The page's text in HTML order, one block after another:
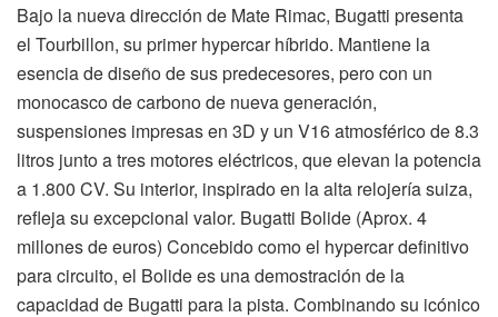
Bajo la nueva dirección de Mate Rimac, Bugatti presenta
el Tourbillon, su primer hypercar híbrido. Mantiene la
esencia de diseño de sus predecesores, pero con un
monocasco de carbono de nueva generación,
suspensiones impresas en 3D y un V16 atmosférico de 8.3
litros junto a tres motores eléctricos, que elevan la potencia
a 1.800 CV. Su interior, inspirado en la alta relojería suiza,
refleja su excepcional valor. Bugatti Bolide (Aprox. 4
millones de euros) Concebido como el hypercar definitivo
para circuito, el Bolide es una demostración de la
capacidad de Bugatti para la pista. Combinando su icónico